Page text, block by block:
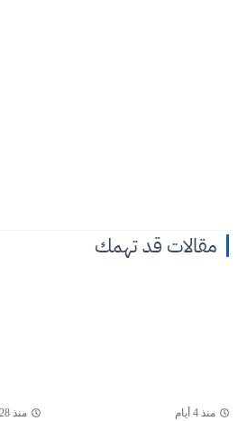
مقالات قد تهمك
منذ 4 أيام منذ 28 أيام